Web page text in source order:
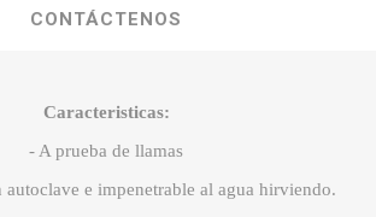
CONTÁCTENOS
Caracteristicas:
- A prueba de llamas
autoclave e impenetrable al agua hirviendo.